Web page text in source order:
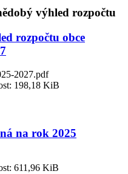
výhled rozpočtu
rozpočtu obce
2027.pdf
198,18 KiB
na rok 2025
611,96 KiB